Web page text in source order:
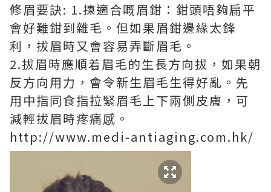
修眉要訣: 1.揀適合嘅眉鉗：鉗頭唔夠扁平
會好難鉗到雜毛。但如果眉鉗邊緣太鋒
利，拔眉時又會容易弄斷眉毛。
2.拔眉時應順着眉毛的生長方向拔，如果朝
反方向用力，會令新生眉毛生得好亂。先
用中指同食指拉緊眉毛上下兩側皮膚，可
減輕拔眉時疼痛感。
http://www.medi-antiaging.com.hk/